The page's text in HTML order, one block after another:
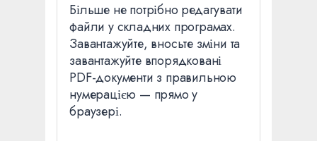
Більше не потрібно редагувати
файли у складних програмах.
Завантажуйте, вносьте зміни та
завантажуйте впорядковані
PDF-документи з правильною
нумерацією — прямо у
браузері.